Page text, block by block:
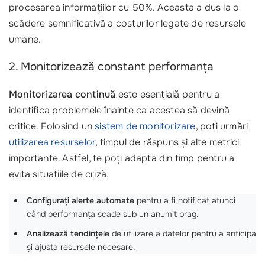
procesarea informațiilor cu 50%. Aceasta a dus la o
scădere semnificativă a costurilor legate de resursele
umane.
2. Monitorizează constant performanța
Monitorizarea continuă este esențială pentru a
identifica problemele înainte ca acestea să devină
critice. Folosind unsistem de monitorizare, poți urmări
utilizarea resurselor, timpul de răspuns și alte metrici
importante. Astfel, te poți adapta din timp pentru a
evita situațiile de criză.
Configurați alerte automate pentru a fi notificat atunci
când performanța scade sub un anumit prag.
Analizează tendințele de utilizare a datelor pentru a anticipa
și ajusta resursele necesare.